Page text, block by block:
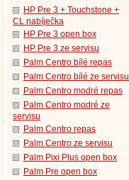
HP Pre 3 + Touchstone +
CL nabíječka
HP Pre 3 open box
HP Pre 3 ze servisu
Palm Centro bílé repas
Palm Centro bílé ze servisu
Palm Centro modré repas
Palm Centro modré ze
servisu
Palm Centro repas
Palm Centro ze servisu
Palm Pixi Plus open box
Palm Pre open box